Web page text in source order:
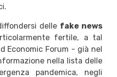
delle fake news
fertile, a tal
Economic Forum - già nel
nella lista delle
pandemica, negli